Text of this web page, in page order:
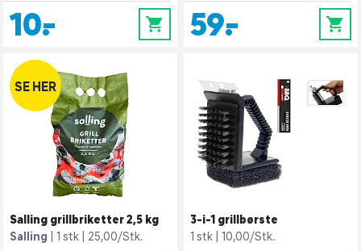
10,- 0 59,- 0
SE HER
Salling grillbriketter 2,5 kg
Salling
1 stk 25,00/Stk.
3-i-1 grillbørste
1 stk
10,00/Stk.